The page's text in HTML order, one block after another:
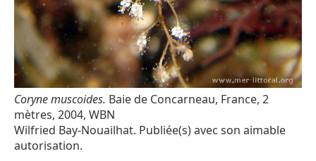
Coryne muscoides. Baie de Concarneau, France, 2
mètres, 2004, WBN
Wilfried Bay-Nouailhat. Publiée(s) avec son aimable
autorisation.